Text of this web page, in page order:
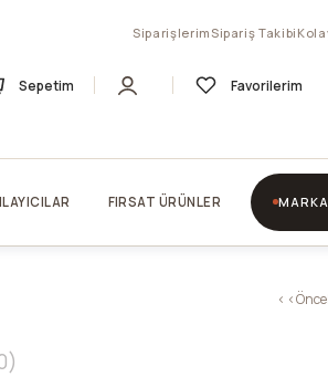
Siparişlerim Sipariş Takibi
Sepetim Favorilerim
FIRSAT ÜRÜNLER
< <